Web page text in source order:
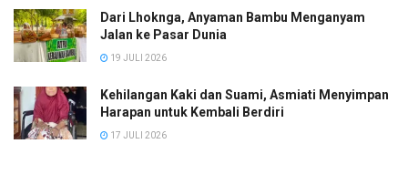
Dari Lhoknga, Anyaman Bambu Menganyam
Jalan ke Pasar Dunia
19 JULI 2026
Kehilangan Kaki dan Suami, Asmiati Menyimpan
Harapan untuk Kembali Berdiri
17 JULI 2026